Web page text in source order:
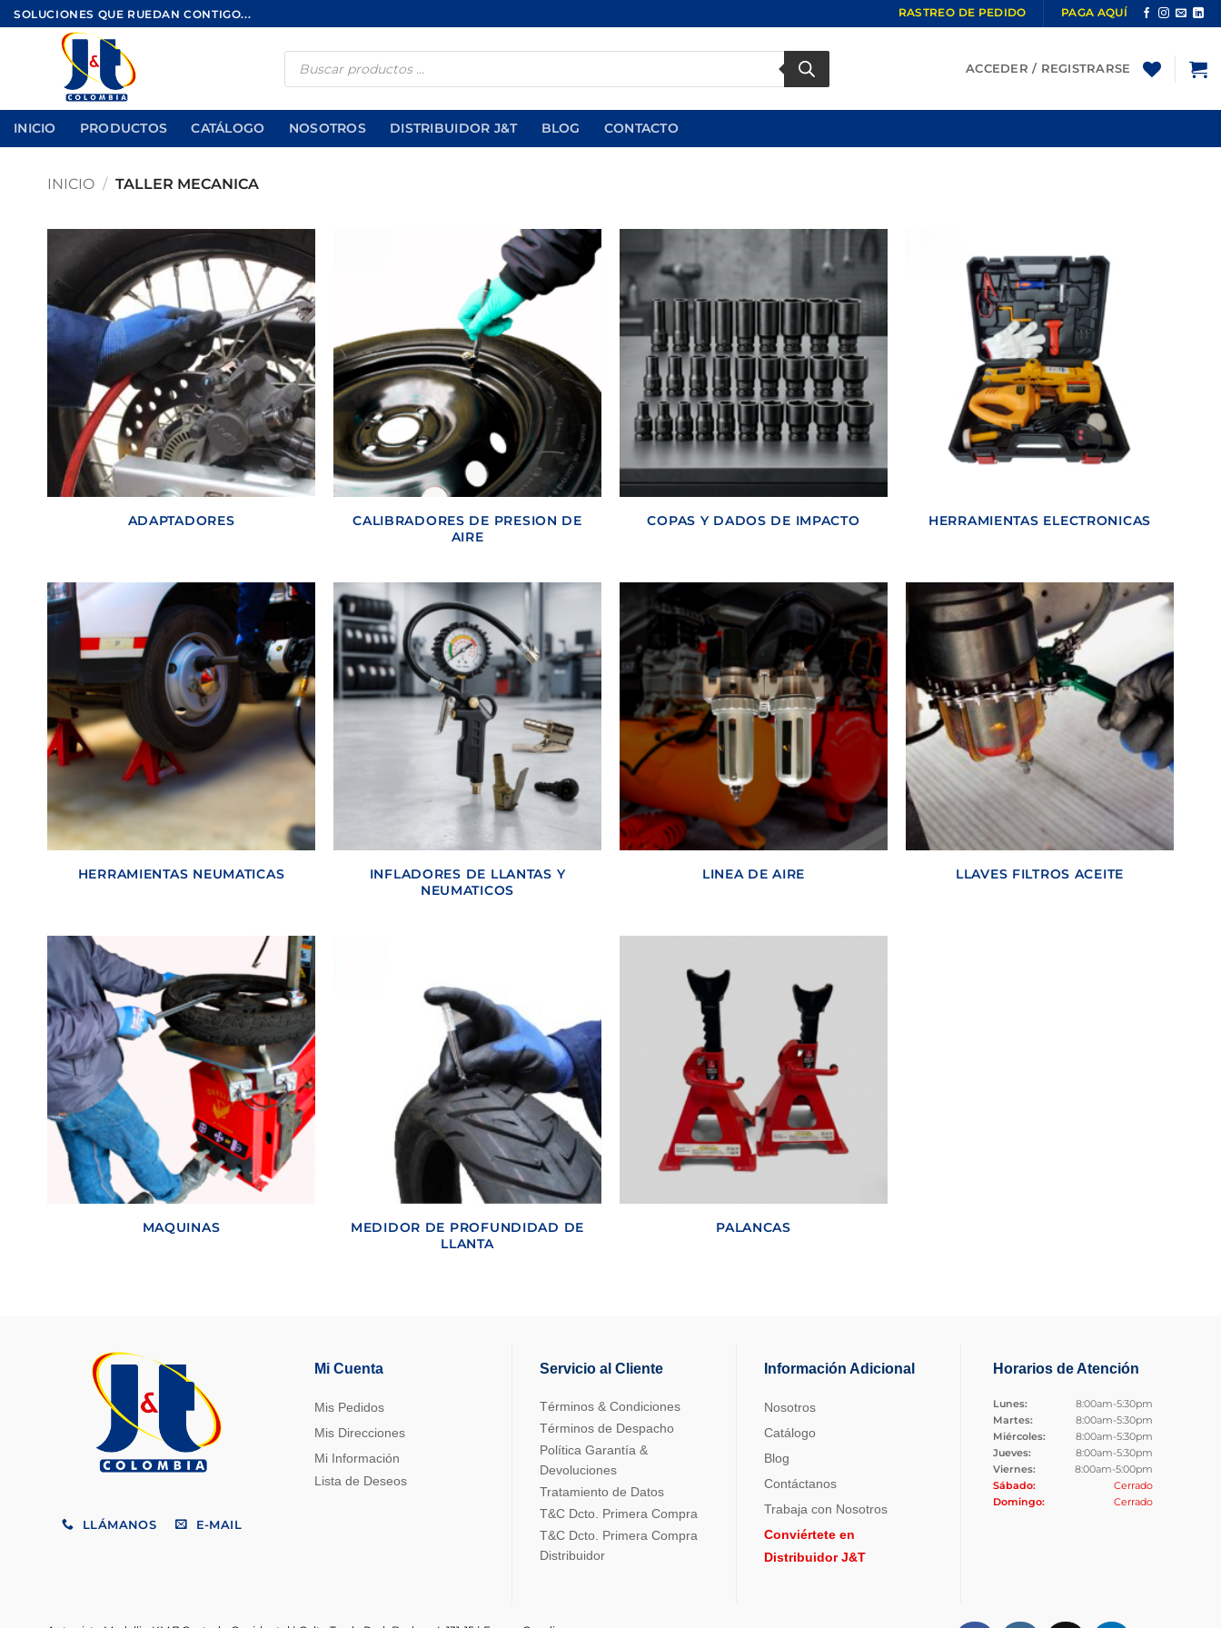
Saltar
al
contenido
SOLUCIONES QUE RUEDAN CONTIGO... RASTREO DE PEDIDO PAGA AQUÍ
Búsqueda
ACCEDER / REGISTRARSE
INICIO PRODUCTOS CATÁLOGO NOSOTROS DISTRIBUIDOR J&T BLOG CONTACTO
INICIO / TALLER MECANICA
ADAPTADORES
CALIBRADORES DE PRESION DE
AIRE
COPAS Y DADOS DE IMPACTO HERRAMIENTAS ELECTRONICAS
HERRAMIENTAS NEUMATICAS
INFLADORES DE LLANTAS Y
NEUMATICOS
LINEA DE AIRE LLAVES FILTROS ACEITE
MAQUINAS
MEDIDOR DE PROFUNDIDAD DE
LLANTA
PALANCAS
LLÁMANOS E-MAIL
Mi Cuenta
Mis Pedidos
Mis Direcciones
Mi Información
Lista de Deseos
Servicio al Cliente
Términos & Condiciones
Términos de Despacho
Política Garantía &
Devoluciones
Tratamiento de Datos
T&C Dcto. Primera Compra
T&C Dcto. Primera Compra
Distribuidor
Información Adicional
Nosotros
Catálogo
Blog
Contáctanos
Trabaja con Nosotros
Conviértete en
Distribuidor J&T
Horarios de Atención
Lunes:
8:00am-5:30pm
Martes:
8:00am-5:30pm
Miércoles:
8:00am-5:30pm
Jueves:
8:00am-5:30pm
Viernes:
8:00am-5:00pm
Sábado:
Cerrado
Domingo:
Cerrado